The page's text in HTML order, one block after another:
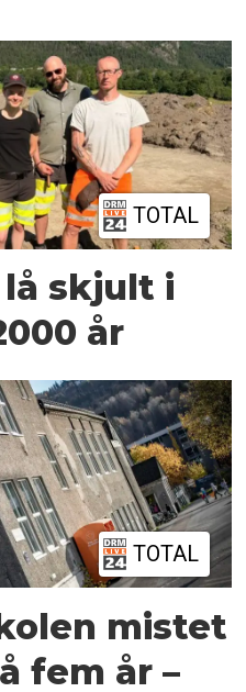
TOTAL
skjult i
år
TOTAL
mistet
fem år –